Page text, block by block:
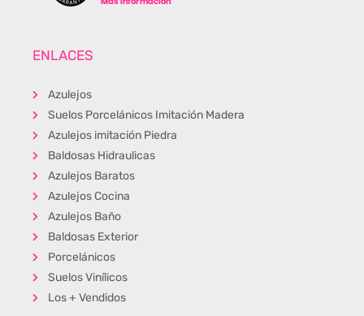
ENLACES
Azulejos
Suelos Porcelánicos Imitación Madera
Azulejos imitación Piedra
Baldosas Hidraulicas
Azulejos Baratos
Azulejos Cocina
Azulejos Baño
Baldosas Exterior
Porcelánicos
Suelos Vinílicos
Los + Vendidos